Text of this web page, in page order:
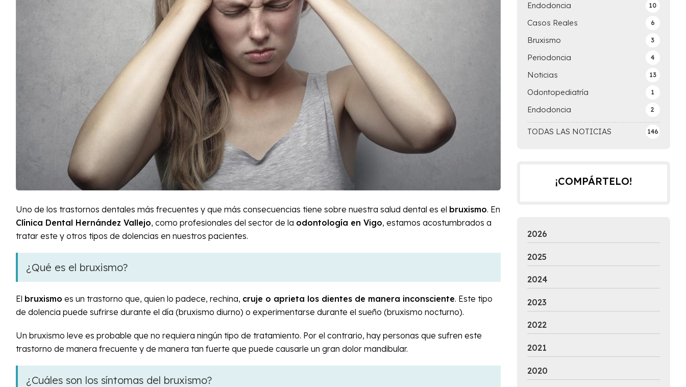
TODAS LAS NOTICIAS 146
Endodoncia 10
Casos Reales 6
Bruxismo 3
Periodoncia 4
Noticias 13
Odontopediatría 1
Endodoncia 2
Uno de los trastornos dentales más frecuentes y que más consecuencias tiene sobre nuestra salud dental es el bruxismo. En
Clínica Dental Hernández Vallejo, como profesionales del sector de la odontología en Vigo, estamos acostumbrados a
tratar este y otros tipos de dolencias en nuestros pacientes.
¿Qué es el bruxismo?
El bruxismo es un trastorno que, quien lo padece, rechina, cruje o aprieta los dientes de manera inconsciente. Este tipo
de dolencia puede sufrirse durante el día (bruxismo diurno) o experimentarse durante el sueño (bruxismo nocturno).
Un bruxismo leve es probable que no requiera ningún tipo de tratamiento. Por el contrario, hay personas que sufren este
trastorno de manera frecuente y de manera tan fuerte que puede causarle un gran dolor mandibular.
¿Cuáles son los síntomas del bruxismo?
¡COMPÁRTELO!
2026
2025
2024
2023
2022
2021
2020